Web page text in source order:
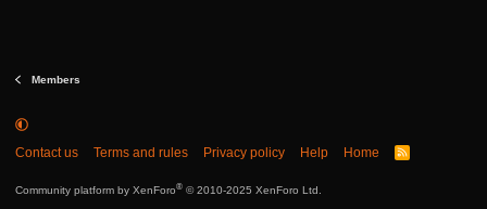
Members
Contact us Terms and rules Privacy policy Help Home
R
Community platform by XenForo® © 2010-2025 XenForo Ltd.